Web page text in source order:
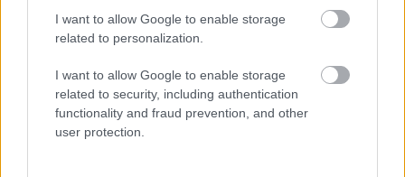
I want to allow Google to enable storage
related to personalization.
I want to allow Google to enable storage
related to security, including authentication
functionality and fraud prevention, and other
user protection.